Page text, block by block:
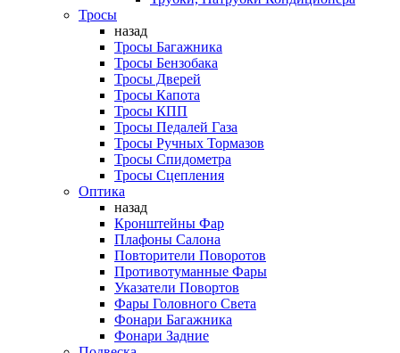
Тросы
назад
Тросы Багажника
Тросы Бензобака
Тросы Дверей
Тросы Капота
Тросы КПП
Тросы Педалей Газа
Тросы Ручных Тормазов
Тросы Спидометра
Тросы Сцепления
Оптика
назад
Кронштейны Фар
Плафоны Салона
Повторители Поворотов
Противотуманные Фары
Указатели Повортов
Фары Головного Света
Фонари Багажника
Фонари Задние